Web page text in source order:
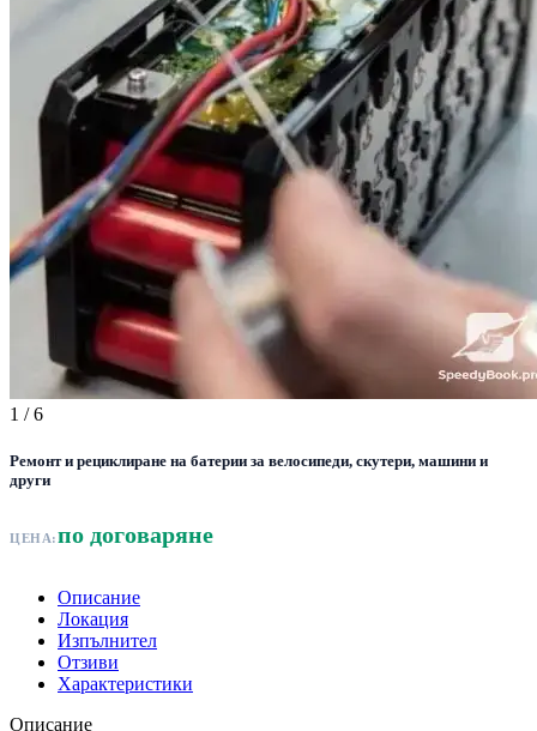
1 / 6
Ремонт и рециклиране на батерии за велосипеди, скутери, машини и
други
ЦЕНА:по договаряне
Описание
Локация
Изпълнител
Отзиви
Характеристики
Описание